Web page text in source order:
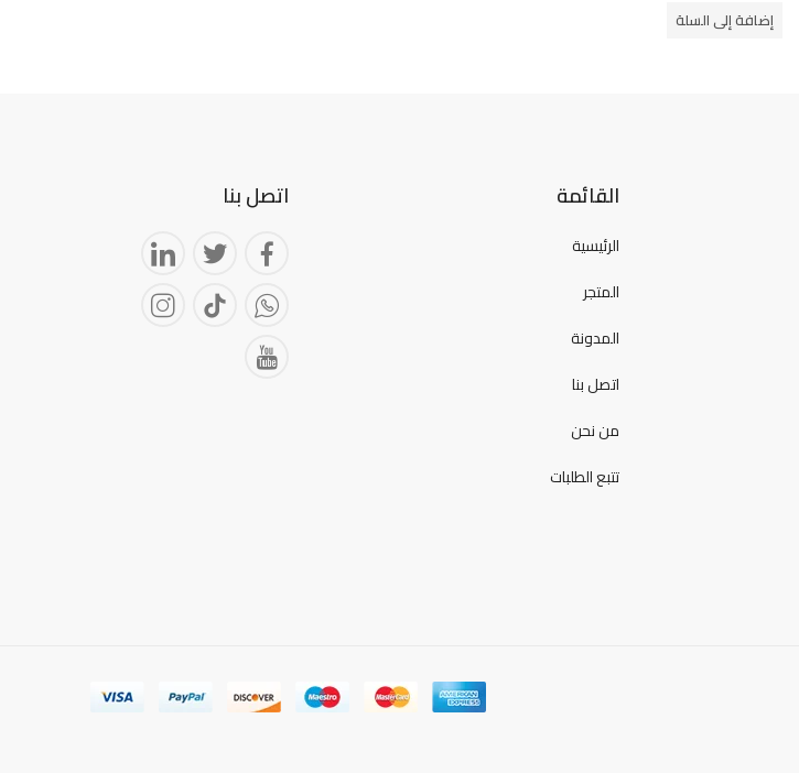
إضافة إلى السلة
القائمة
الرئيسية
المتجر
المدونة
اتصل بنا
من نحن
تتبع الطلبات
اتصل بنا